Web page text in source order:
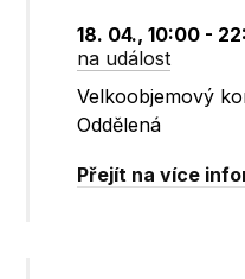
18. 04., 10:00 -
na událost
Velkoobjemový
Oddělená
Přejít na více